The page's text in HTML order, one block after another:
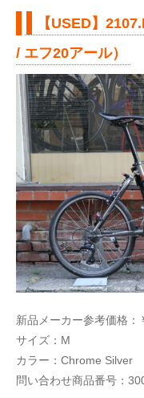
【USED】
/ エフ20アール）
新品メーカー参考価格：
サイズ：M
カラー：Chrome Silver
問い合わせ商品番号：